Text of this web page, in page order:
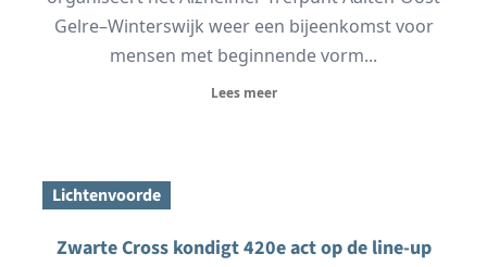
Gelre–Winterswijk weer een bijeenkomst voor
mensen met beginnende vorm...
Lees meer
Lichtenvoorde
Zwarte Cross kondigt 420e act op de line-up